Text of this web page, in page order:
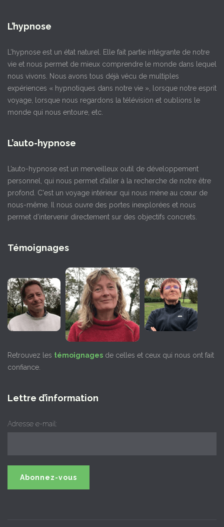
L’hypnose
L’hypnose est un état naturel. Elle fait partie intégrante de notre
vie et nous permet de mieux comprendre le monde dans lequel
nous vivons. Nous avons tous déjà vécu de multiples
expériences « hypnotiques dans notre vie », lorsque notre esprit
voyage, lorsque nous regardons la télévision et oublions le
monde qui nous entoure, etc.
L’auto-hypnose
L’auto-hypnose est un merveilleux outil de développement
personnel, qui nous permet d’aller à la recherche de notre être
profond. C'est un voyage intérieur qui nous mène au cœur de
nous-même. Il nous ouvre des portes inexplorées et nous
permet d’intervenir directement sur des objectifs concrets.
Témoignages
Retrouvez les témoignages de celles et ceux qui nous ont fait
confiance.
Lettre d’information
Adresse e-mail: